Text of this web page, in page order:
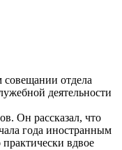
совещании отдела
деятельности
Он рассказал, что
года иностранным
вдвое